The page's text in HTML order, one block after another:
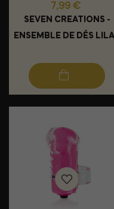
Prix
7,99 €
SEVEN CREATIONS -
ENSEMBLE DE DÉS